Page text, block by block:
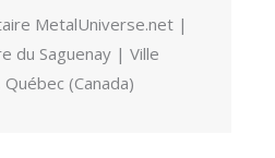
MetalUniverse.net |
du Saguenay | Ville
(Canada)